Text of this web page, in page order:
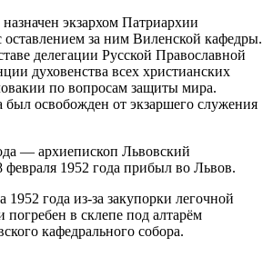
экзархом Патриархии
оставлением за ним Виленской кафедры.
делегации Русской Православной
духовенства всех христианских
по вопросам защиты мира.
был освобожден от экзаршего служения
— архиепископ Львовский
февраля 1952 года прибыл во Львов.
1952 года из-за закупорки легочной
погребен в склепе под алтарём
кафедрального собора.